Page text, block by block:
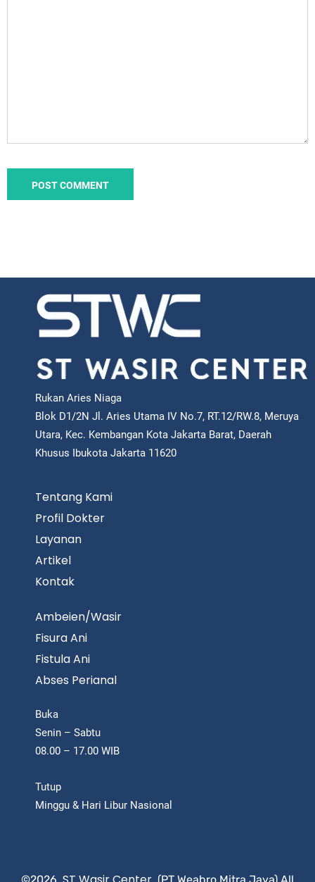
Rukan Aries Niaga
Blok D1/2N Jl. Aries Utama IV No.7, RT.12/RW.8, Meruya
Utara, Kec. Kembangan Kota Jakarta Barat, Daerah
Khusus Ibukota Jakarta 11620
Tentang Kami
Profil Dokter
Layanan
Artikel
Kontak
Ambeien/Wasir
Fisura Ani
Fistula Ani
Abses Perianal
Buka
Senin – Sabtu
08.00 – 17.00 WIB
Tutup
Minggu & Hari Libur Nasional